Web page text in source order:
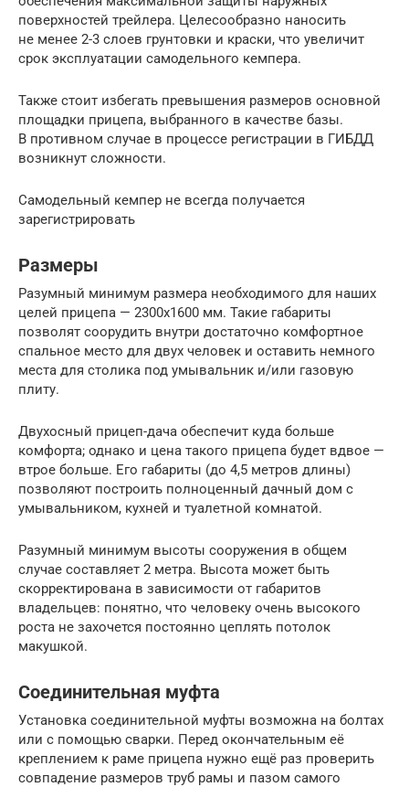
поверхностей трейлера. Целесообразно наносить
не менее 2-3 слоев грунтовки и краски, что увеличит
срок эксплуатации самодельного кемпера.
Также стоит избегать превышения размеров основной
площадки прицепа, выбранного в качестве базы.
В противном случае в процессе регистрации в ГИБДД
возникнут сложности.
Самодельный кемпер не всегда получается
зарегистрировать
Размеры
Разумный минимум размера необходимого для наших
целей прицепа — 2300х1600 мм. Такие габариты
позволят соорудить внутри достаточно комфортное
спальное место для двух человек и оставить немного
места для столика под умывальник и/или газовую
плиту.
Двухосный прицеп-дача обеспечит куда больше
комфорта; однако и цена такого прицепа будет вдвое —
втрое больше. Его габариты (до 4,5 метров длины)
позволяют построить полноценный дачный дом с
умывальником, кухней и туалетной комнатой.
Разумный минимум высоты сооружения в общем
случае составляет 2 метра. Высота может быть
скорректирована в зависимости от габаритов
владельцев: понятно, что человеку очень высокого
роста не захочется постоянно цеплять потолок
макушкой.
Соединительная муфта
Установка соединительной муфты возможна на болтах
или с помощью сварки. Перед окончательным её
креплением к раме прицепа нужно ещё раз проверить
совпадение размеров труб рамы и пазом самого